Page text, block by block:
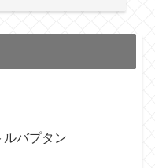
バプタン